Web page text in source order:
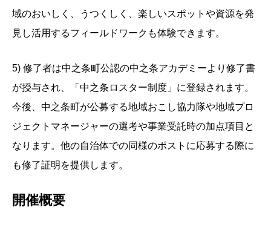
域のおいしく、うつくしく、楽しいスポットや資源を発
見し活用するフィールドワークも体験できます。
5) 修了者は中之条町公認の中之条アカデミーより修了書
が授与され、「中之条ロスター制度」に登録されます。
今後、中之条町が公募する地域おこし協力隊や地域プロ
ジェクトマネージャーの選考や事業受託時の加点項目と
なります。他の自治体での同様のポストに応募する際に
も修了証明を提供します。
開催概要